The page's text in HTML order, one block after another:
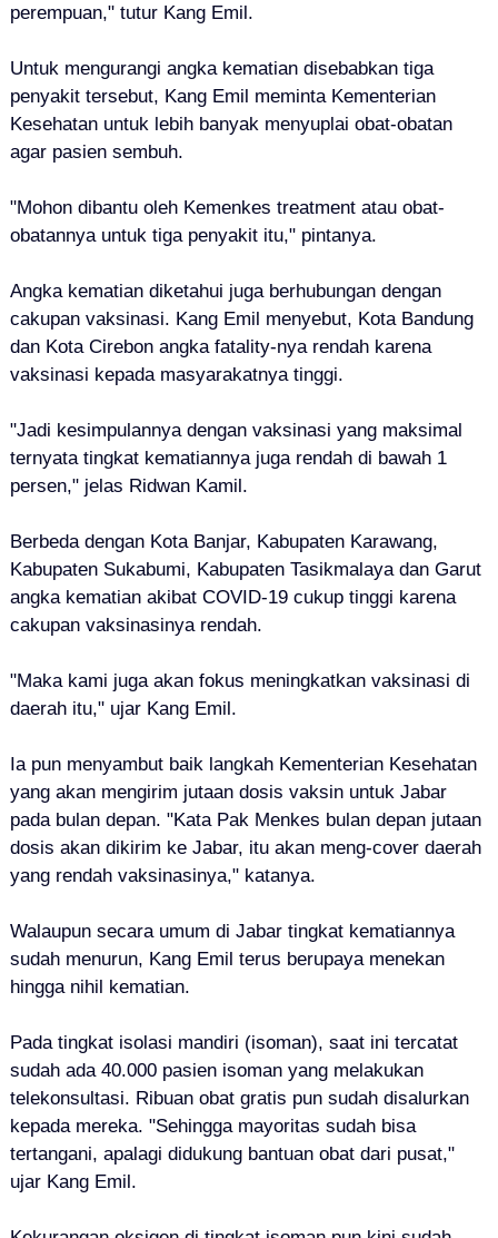
perempuan," tutur Kang Emil.
Untuk mengurangi angka kematian disebabkan tiga
penyakit tersebut, Kang Emil meminta Kementerian
Kesehatan untuk lebih banyak menyuplai obat-obatan
agar pasien sembuh.
"Mohon dibantu oleh Kemenkes treatment atau obat-
obatannya untuk tiga penyakit itu," pintanya.
Angka kematian diketahui juga berhubungan dengan
cakupan vaksinasi. Kang Emil menyebut, Kota Bandung
dan Kota Cirebon angka fatality-nya rendah karena
vaksinasi kepada masyarakatnya tinggi.
"Jadi kesimpulannya dengan vaksinasi yang maksimal
ternyata tingkat kematiannya juga rendah di bawah 1
persen," jelas Ridwan Kamil.
Berbeda dengan Kota Banjar, Kabupaten Karawang,
Kabupaten Sukabumi, Kabupaten Tasikmalaya dan Garut
angka kematian akibat COVID-19 cukup tinggi karena
cakupan vaksinasinya rendah.
"Maka kami juga akan fokus meningkatkan vaksinasi di
daerah itu," ujar Kang Emil.
Ia pun menyambut baik langkah Kementerian Kesehatan
yang akan mengirim jutaan dosis vaksin untuk Jabar
pada bulan depan. "Kata Pak Menkes bulan depan jutaan
dosis akan dikirim ke Jabar, itu akan meng-cover daerah
yang rendah vaksinasinya," katanya.
Walaupun secara umum di Jabar tingkat kematiannya
sudah menurun, Kang Emil terus berupaya menekan
hingga nihil kematian.
Pada tingkat isolasi mandiri (isoman), saat ini tercatat
sudah ada 40.000 pasien isoman yang melakukan
telekonsultasi. Ribuan obat gratis pun sudah disalurkan
kepada mereka. "Sehingga mayoritas sudah bisa
tertangani, apalagi didukung bantuan obat dari pusat,"
ujar Kang Emil.